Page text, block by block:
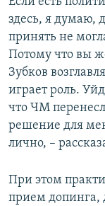
здесь, я думаю,
принять не
Потому что вы
Зубков
играет роль.
что ЧМ
решение для
лично, –
При этом
прием допинга,